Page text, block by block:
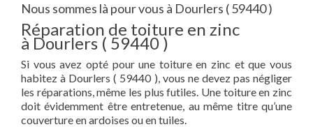
Nous sommes là pour vous à Dourlers ( 59440 )
Réparation de toiture en zinc
à Dourlers ( 59440 )
Si vous avez opté pour une toiture en zinc et que vous
habitez à Dourlers ( 59440 ), vous ne devez pas négliger
les réparations, même les plus futiles. Une toiture en zinc
doit évidemment être entretenue, au même titre qu’une
couverture en ardoises ou en tuiles.